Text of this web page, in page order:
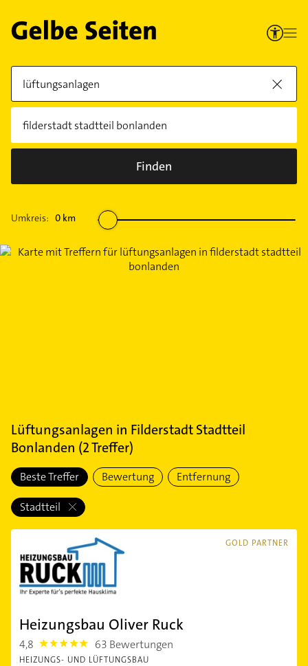
Finden
Umkreis: 0 km
Lüftungsanlagen in Filderstadt Stadtteil
Bonlanden (2Treffer)
Beste Treffer Bewertung Entfernung
Stadtteil
GOLD PARTNER
Heizungsbau Oliver Ruck
4,8 4.8 63 Bewertungen
HEIZUNGS- UND LÜFTUNGSBAU